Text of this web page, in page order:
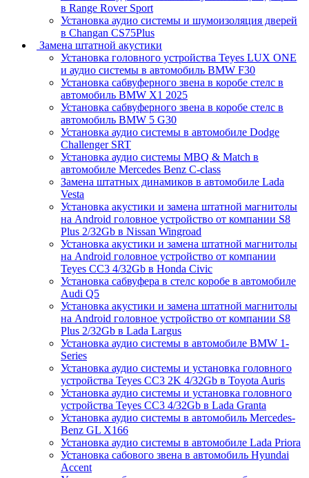
в Range Rover Sport
Установка аудио системы и шумоизоляция дверей
в Changan CS75Plus
Замена штатной акустики
Установка головного устройства Teyes LUX ONE
и аудио системы в автомобиль BMW F30
Установка сабвуферного звена в коробе стелс в
автомобиль BMW X1 2025
Установка сабвуферного звена в коробе стелс в
автомобиль BMW 5 G30
Установка аудио системы в автомобиле Dodge
Challenger SRT
Установка аудио системы MBQ & Match в
автомобиле Mercedes Benz C-class
Замена штатных динамиков в автомобиле Lada
Vesta
Установка акустики и замена штатной магнитолы
на Android головное устройство от компании S8
Plus 2/32Gb в Nissan Wingroad
Установка акустики и замена штатной магнитолы
на Android головное устройство от компании
Teyes CC3 4/32Gb в Honda Civic
Установка сабвуфера в стелс коробе в автомобиле
Audi Q5
Установка акустики и замена штатной магнитолы
на Android головное устройство от компании S8
Plus 2/32Gb в Lada Largus
Установка аудио системы в автомобиле BMW 1-
Series
Установка аудио системы и установка головного
устройства Teyes CC3 2K 4/32Gb в Toyota Auris
Установка аудио системы и установка головного
устройства Teyes CC3 4/32Gb в Lada Granta
Установка аудио системы в автомобиль Mercedes-
Benz GL X166
Установка аудио системы в автомобиле Lada Priora
Установка сабового звена в автомобиль Hyundai
Accent